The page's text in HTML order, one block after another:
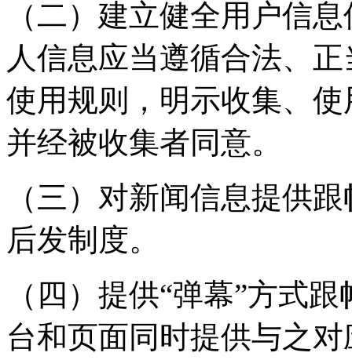
（二）建立健全用户信
人信息应当遵循合法、
使用规则，明示收集、
并经被收集者同意。
（三）对新闻信息提供
后发制度。
（四）提供“弹幕”方式
台和页面同时提供与之